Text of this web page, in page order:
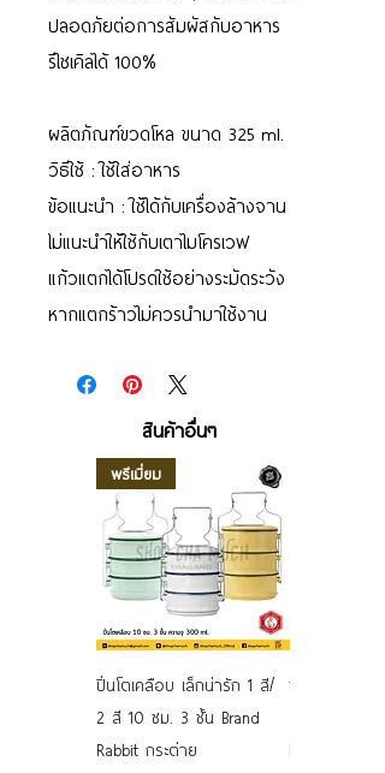
ปลอดภัยต่อการสัมผัสกับอาหาร
รีไซเคิลได้ 100%
ผลิตภัณฑ์ขวดโหล ขนาด 325 ml.
วิธีใช้ : ใช้ใส่อาหาร
ข้อแนะนำ : ใช้ได้กับเครื่องล้างจาน
ไม่แนะนำให้ใช้กับเตาไมโครเวฟ
แก้วแตกได้โปรดใช้อย่างระมัดระวัง
หากแตกร้าวไม่ควรนำมาใช้งาน
สินค้าอื่นๆ
พรีเมี่ยม
ปิ่นโตเคลือบ เล็กน่ารัก 1 สี/
2 สี 10 ซม. 3 ชั้น Brand
Rabbit กระต่าย
ชามเคลือบ